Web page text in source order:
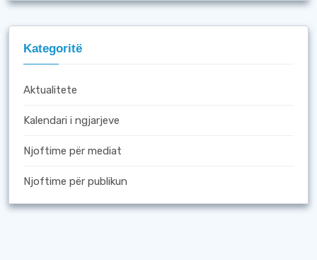
Kategoritë
Aktualitete
Kalendari i ngjarjeve
Njoftime për mediat
Njoftime për publikun